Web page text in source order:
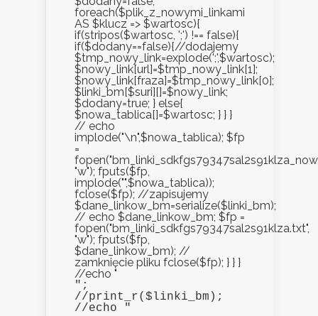
foreach($plik_z_nowymi_linkami
AS $klucz => $wartosc){
if(stripos($wartosc, ';') !== false){
if($dodany==false){//dodajemy
$tmp_nowy_link=explode(';',$wartosc);
$nowy_link[url]=$tmp_nowy_link[1];
$nowy_link[fraza]=$tmp_nowy_link[0];
$linki_bm[$suri][]=$nowy_link;
$dodany=true; } else{
$nowa_tablica[]=$wartosc; } } }
// echo
implode("\n",$nowa_tablica); $fp
=
"w"); fputs($fp,
implode("",$nowa_tablica));
fclose($fp); //zapisujemy
$dane_linkow_bm=serialize($linki_bm);
// echo $dane_linkow_bm; $fp =
fopen("bm_linki_sdkfgs79347sal2s91klza.txt",
"w"); fputs($fp,
$dane_linkow_bm); //
zamknięcie pliku fclose($fp); } } }
//echo "
";
//print_r($linki_bm);
//echo "